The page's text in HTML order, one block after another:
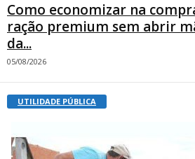
Como economizar na
ração premium sem abrir
da...
05/08/2026
UTILIDADE PÚBLICA